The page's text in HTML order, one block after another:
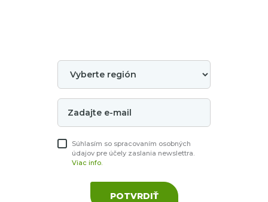
Súhlasím so spracovaním osobných
údajov pre účely zaslania newslettra.
Viac info.
POTVRDIŤ